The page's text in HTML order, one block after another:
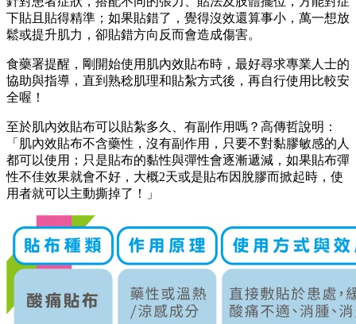
下貼且貼得精準；如果貼錯了，覺得沒效還算事小，萬一想放
鬆或提升肌力，卻貼錯方向反而會造成傷害。
食藥署提醒，剛開始使用肌內效貼布時，最好尋求專業人士的
協助與指導，直到熟稔肌理和貼紮方式後，再自行使用比較安
全喔！
至於肌內效貼布可以貼紮多久、有副作用嗎？高傳哲說明：
「肌內效貼布不含藥性，沒有副作用，只要不對黏膠敏感的人
都可以使用；只是貼布的黏性與彈性會逐漸遞減，如果貼布彈
性不佳效果就會不好，大概2天或是貼布因脫膠而掀起時，使
用者就可以主動撕掉了！」